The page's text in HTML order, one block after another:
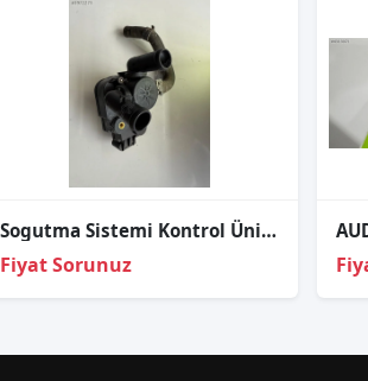
Sogutma Sistemi Kontrol Ünitesi Audi A6 2019-2025 03N906249C
Fiyat Sorunuz